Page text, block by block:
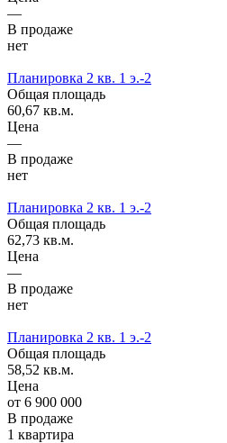
—
В продаже
нет
Планировка 2 кв. 1 э.-2
Общая площадь
60,67 кв.м.
Цена
—
В продаже
нет
Планировка 2 кв. 1 э.-2
Общая площадь
62,73 кв.м.
Цена
—
В продаже
нет
Планировка 2 кв. 1 э.-2
Общая площадь
58,52 кв.м.
Цена
от 6 900 000
В продаже
1 квартира